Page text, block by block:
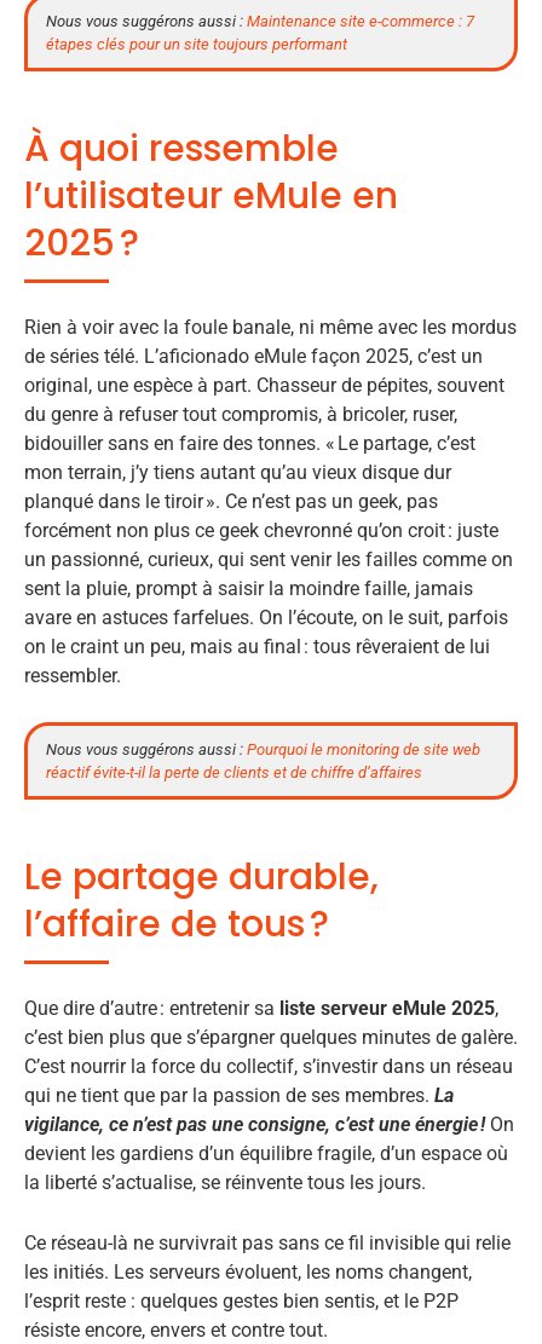
Nous vous suggérons aussi : Maintenance site e-commerce : 7
étapes clés pour un site toujours performant
À quoi ressemble
l’utilisateur eMule en
2025 ?
Rien à voir avec la foule banale, ni même avec les mordus
de séries télé. L’aficionado eMule façon 2025, c’est un
original, une espèce à part. Chasseur de pépites, souvent
du genre à refuser tout compromis, à bricoler, ruser,
bidouiller sans en faire des tonnes. « Le partage, c’est
mon terrain, j’y tiens autant qu’au vieux disque dur
planqué dans le tiroir ». Ce n’est pas un geek, pas
forcément non plus ce geek chevronné qu’on croit : juste
un passionné, curieux, qui sent venir les failles comme on
sent la pluie, prompt à saisir la moindre faille, jamais
avare en astuces farfelues. On l’écoute, on le suit, parfois
on le craint un peu, mais au final : tous rêveraient de lui
ressembler.
Nous vous suggérons aussi : Pourquoi le monitoring de site web
réactif évite-t-il la perte de clients et de chiffre d’affaires
Le partage durable,
l’affaire de tous ?
Que dire d’autre : entretenir sa liste serveur eMule 2025,
c’est bien plus que s’épargner quelques minutes de galère.
C’est nourrir la force du collectif, s’investir dans un réseau
qui ne tient que par la passion de ses membres. La
vigilance, ce n’est pas une consigne, c’est une énergie !On
devient les gardiens d’un équilibre fragile, d’un espace où
la liberté s’actualise, se réinvente tous les jours.
Ce réseau-là ne survivrait pas sans ce fil invisible qui relie
les initiés. Les serveurs évoluent, les noms changent,
l’esprit reste : quelques gestes bien sentis, et le P2P
résiste encore, envers et contre tout.